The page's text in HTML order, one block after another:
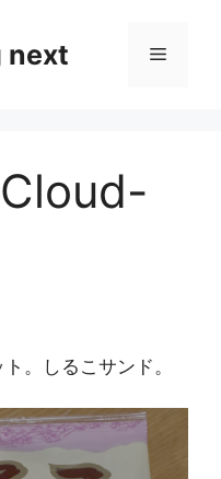
next メ
。しるこサンド。